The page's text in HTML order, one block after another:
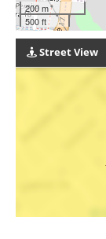
200 m
500 ft
Street View